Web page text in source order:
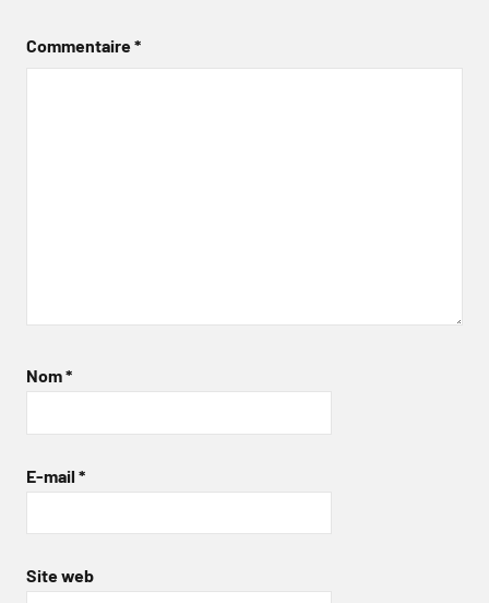
Commentaire*
Nom*
E-mail *
Site web